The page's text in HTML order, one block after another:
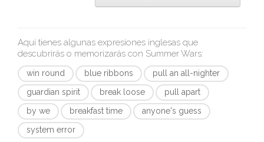
Aquí tienes algunas expresiones inglesas que
descubrirás o memorizarás con Summer Wars:
win round blue ribbons
pull an all-nighter
guardian spirit
break loose
pull apart
by we
breakfast time
anyone's guess
system error